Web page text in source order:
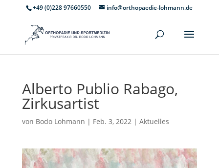
+49 (0)228 97660550 info@orthopaedie-lohmann.de
Alberto Publio Rabago,
Zirkusartist
von Bodo Lohmann | Feb. 3, 2022| Aktuelles